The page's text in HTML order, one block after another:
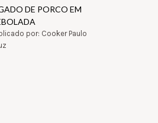
DE PORCO EM
por: Cooker Paulo